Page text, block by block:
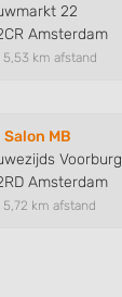
22
Amsterdam
5,53 km afstand
Salon MB
Amsterdam
5,72 km afstand